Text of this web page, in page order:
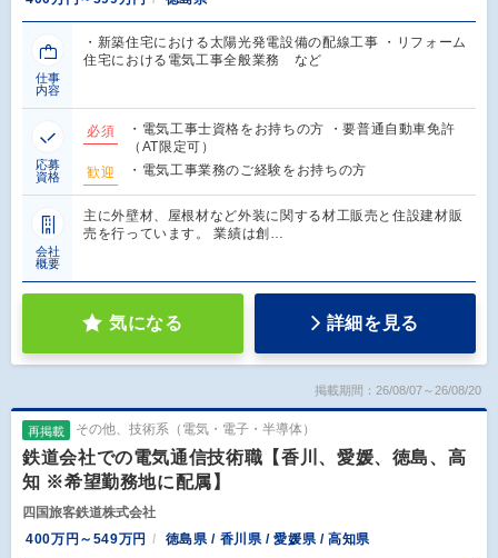
仕事
内容
・新築住宅における太陽光発電設備の配線工事 ・リフォーム
住宅における電気工事全般業務 など
応募
資格
必須
・電気工事士資格をお持ちの方 ・要普通自動車免許
（AT限定可）
歓迎
・電気工事業務のご経験をお持ちの方
会社
概要
主に外壁材、屋根材など外装に関する材工販売と住設建材販
売を行っています。 業績は創…
気になる 詳細を見る
掲載期間：26/08/07～26/08/20
再掲載 その他、技術系（電気・電子・半導体）
鉄道会社での電気通信技術職【香川、愛媛、徳島、高
知 ※希望勤務地に配属】
四国旅客鉄道株式会社
400万円～549万円
徳島県 / 香川県 / 愛媛県 / 高知県